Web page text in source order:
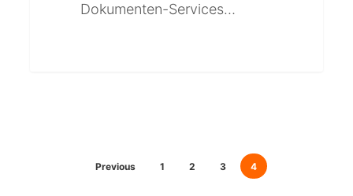
Dokumenten-Services…
Previous 1 2 3 4